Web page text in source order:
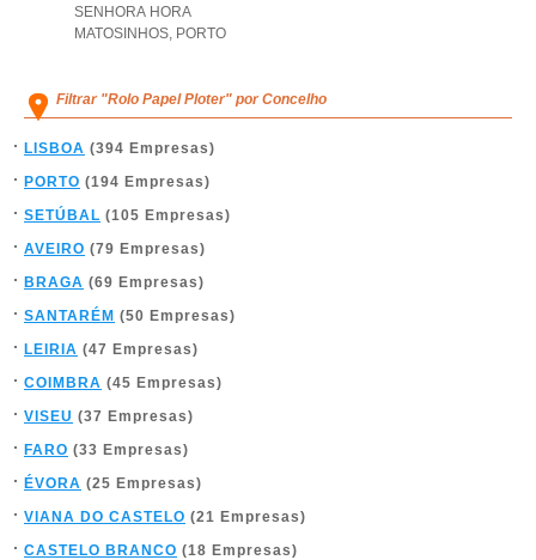
SENHORA HORA
MATOSINHOS, PORTO
Filtrar "Rolo Papel Ploter" por Concelho
LISBOA (394 Empresas)
PORTO (194 Empresas)
SETÚBAL (105 Empresas)
AVEIRO (79 Empresas)
BRAGA (69 Empresas)
SANTARÉM (50 Empresas)
LEIRIA (47 Empresas)
COIMBRA (45 Empresas)
VISEU (37 Empresas)
FARO (33 Empresas)
ÉVORA (25 Empresas)
VIANA DO CASTELO (21 Empresas)
CASTELO BRANCO (18 Empresas)